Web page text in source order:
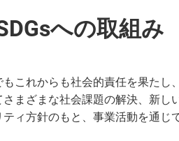
への取組み
もこれからも社会的責任を果た
まざまな社会課題の解決、新し
ィ方針のもと、事業活動を通じ